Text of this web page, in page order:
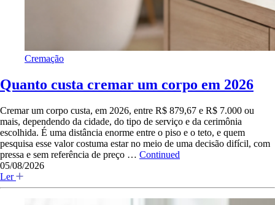
Cremação
Quanto custa cremar um corpo em 2026
Cremar um corpo custa, em 2026, entre R$ 879,67 e R$ 7.000 ou
mais, dependendo da cidade, do tipo de serviço e da cerimônia
escolhida. É uma distância enorme entre o piso e o teto, e quem
pesquisa esse valor costuma estar no meio de uma decisão difícil, com
pressa e sem referência de preço … Continued
05/08/2026
Ler